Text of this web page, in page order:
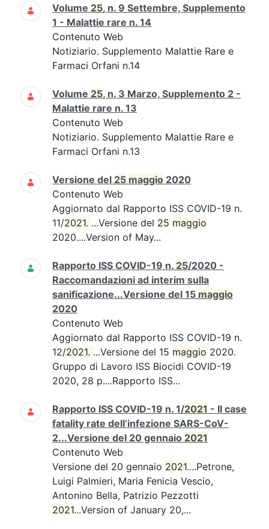
Volume 25, n. 9 Settembre, Supplemento
1 - Malattie rare n. 14
Contenuto Web
Notiziario. Supplemento Malattie Rare e
Farmaci Orfani n.14
Volume 25, n. 3 Marzo, Supplemento 2 -
Malattie rare n. 13
Contenuto Web
Notiziario. Supplemento Malattie Rare e
Farmaci Orfani n.13
Versione del 25 maggio 2020
Contenuto Web
Aggiornato dal Rapporto ISS COVID-19 n.
11/2021. ...Versione del 25 maggio
2020....Version of May...
Rapporto ISS COVID-19 n. 25/2020 -
Raccomandazioni ad interim sulla
sanificazione...Versione del 15 maggio
2020
Contenuto Web
Aggiornato dal Rapporto ISS COVID-19 n.
12/2021. ...Versione del 15 maggio 2020.
Gruppo di Lavoro ISS Biocidi COVID-19
2020, 28 p....Rapporto ISS...
Rapporto ISS COVID-19 n. 1/2021 - Il case
fatality rate dell’infezione SARS-CoV-
2...Versione del 20 gennaio 2021
Contenuto Web
Versione del 20 gennaio 2021....Petrone,
Luigi Palmieri, Maria Fenicia Vescio,
Antonino Bella, Patrizio Pezzotti
2021...Version of January 20,...